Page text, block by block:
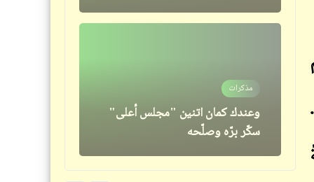
مذكرات
وعندك كمان اتنين "مجلس أعلى"
سكّر برّه وصلّحه
شعر
نوارة | أحمد فؤاد نجم